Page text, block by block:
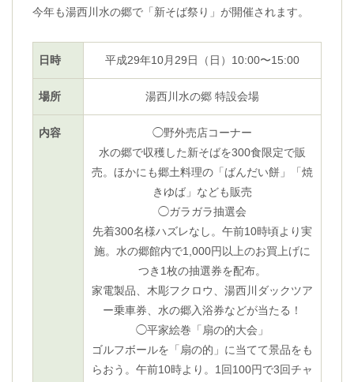
今年も湯西川水の郷で「新そば祭り」が開催されます。
日時 平成29年10月29日（日）10:00〜15:00
場所 湯西川水の郷 特設会場
内容
◯野外売店コーナー
水の郷で収穫した新そばを300食限定で販
売。ほかにも郷土料理の「ばんだい餅」「焼
きゆば」なども販売
◯ガラガラ抽選会
先着300名様ハズレなし。午前10時頃より実
施。水の郷館内で1,000円以上のお買上げに
つき1枚の抽選券を配布。
家電製品、木彫フクロウ、湯西川ダックツア
ー乗車券、水の郷入浴券などが当たる！
◯平家絵巻「扇の的大会」
ゴルフボールを「扇の的」に当てて景品をも
らおう。午前10時より。1回100円で3回チャ